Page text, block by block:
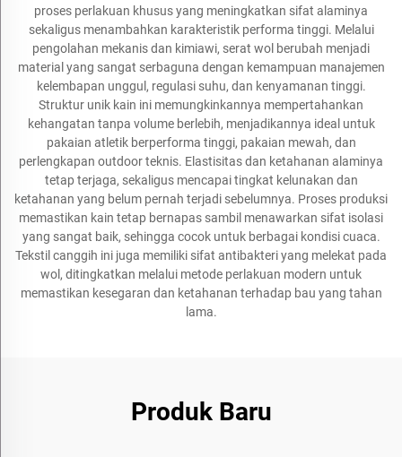
proses perlakuan khusus yang meningkatkan sifat alaminya
sekaligus menambahkan karakteristik performa tinggi. Melalui
pengolahan mekanis dan kimiawi, serat wol berubah menjadi
material yang sangat serbaguna dengan kemampuan manajemen
kelembapan unggul, regulasi suhu, dan kenyamanan tinggi.
Struktur unik kain ini memungkinkannya mempertahankan
kehangatan tanpa volume berlebih, menjadikannya ideal untuk
pakaian atletik berperforma tinggi, pakaian mewah, dan
perlengkapan outdoor teknis. Elastisitas dan ketahanan alaminya
tetap terjaga, sekaligus mencapai tingkat kelunakan dan
ketahanan yang belum pernah terjadi sebelumnya. Proses produksi
memastikan kain tetap bernapas sambil menawarkan sifat isolasi
yang sangat baik, sehingga cocok untuk berbagai kondisi cuaca.
Tekstil canggih ini juga memiliki sifat antibakteri yang melekat pada
wol, ditingkatkan melalui metode perlakuan modern untuk
memastikan kesegaran dan ketahanan terhadap bau yang tahan
lama.
Produk Baru